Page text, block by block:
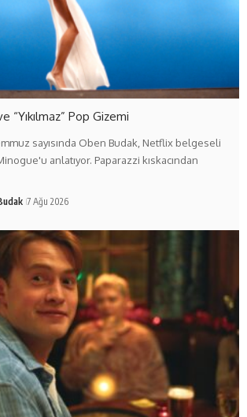
“Yıkılmaz” Pop Gizemi
sayısında Oben Budak, Netflix belgeseli
anlatıyor. Paparazzi kıskacından
7 Ağu 2026